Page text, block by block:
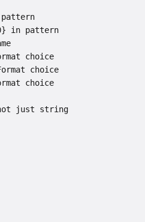
in pattern
choice
choice
choice
just string